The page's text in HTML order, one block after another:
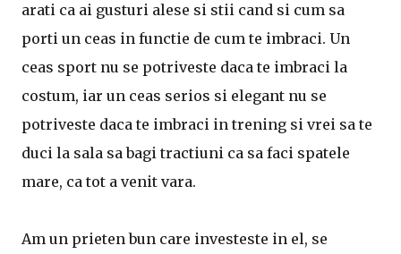
arati ca ai gusturi alese si stii cand si cum sa
porti un ceas in functie de cum te imbraci. Un
ceas sport nu se potriveste daca te imbraci la
costum, iar un ceas serios si elegant nu se
potriveste daca te imbraci in trening si vrei sa te
duci la sala sa bagi tractiuni ca sa faci spatele
mare, ca tot a venit vara.
Am un prieten bun care investeste in el, se